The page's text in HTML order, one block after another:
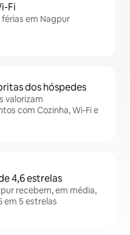
Fi
em Nagpur
dos hóspedes
valorizam
com Cozinha, Wi-Fi e
4,6 estrelas
recebem, em média,
em 5 estrelas